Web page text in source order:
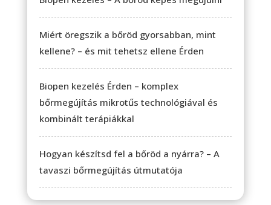
Miért öregszik a bőröd gyorsabban, mint
kellene? – és mit tehetsz ellene Érden
Biopen kezelés Érden – komplex
bőrmegújítás mikrotűs technológiával és
kombinált terápiákkal
Hogyan készítsd fel a bőröd a nyárra? – A
tavaszi bőrmegújítás útmutatója